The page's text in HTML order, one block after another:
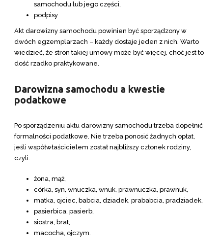
samochodu lub jego części,
podpisy.
Akt darowizny samochodu powinien być sporządzony w
dwóch egzemplarzach – każdy dostaje jeden z nich. Warto
wiedzieć, że stron takiej umowy może być więcej, choć jest to
dość rzadko praktykowane.
Darowizna samochodu a kwestie
podatkowe
Po sporządzeniu aktu darowizny samochodu trzeba dopełnić
formalności podatkowe. Nie trzeba ponosić żadnych opłat,
jeśli współwłaścicielem został najbliższy członek rodziny,
czyli:
żona, mąż,
córka, syn, wnuczka, wnuk, prawnuczka, prawnuk,
matka, ojciec, babcia, dziadek, prababcia, pradziadek,
pasierbica, pasierb,
siostra, brat,
macocha, ojczym.